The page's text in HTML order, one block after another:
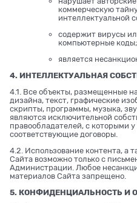
коммерческую
интеллектуальной
содержит вирусы
компьютерные коды;
является
4. ИНТЕЛЛЕКТУАЛЬНАЯ
4.1. Все объекты, размещенные
дизайна, текст, графические
скрипты, программы, музыка,
являются исключительной
правообладателей, с которыми
соответствующие договоры.
4.2. Использование контента, а
Сайта возможно только с
Администрации. Любое
материалов Сайта запрещено.
5. КОНФИДЕНЦИАЛЬНОСТЬ И